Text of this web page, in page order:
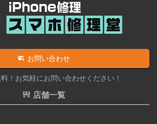
クタ交換修理
浄作業
品修理
修理実績
その他部品修理
バッテリー交換
Max
Max
第3世代）
お問い合わせ
！お気軽にお問い合わせください！
店舗一覧